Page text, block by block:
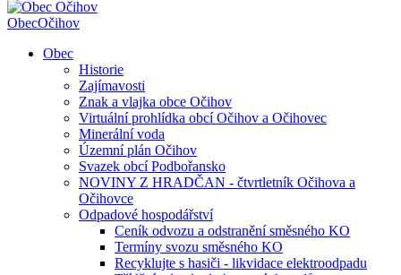
ObecOčihov
Obec
Historie
Zajímavosti
Znak a vlajka obce Očihov
Virtuální prohlídka obcí Očihov a Očihovec
Minerální voda
Územní plán Očihov
Svazek obcí Podbořansko
NOVINY Z HRADČAN - čtvrtletník Očihova a
Očihovce
Odpadové hospodářství
Ceník odvozu a odstranění směsného KO
Termíny svozu směsného KO
Recyklujte s hasiči - likvidace elektroodpadu